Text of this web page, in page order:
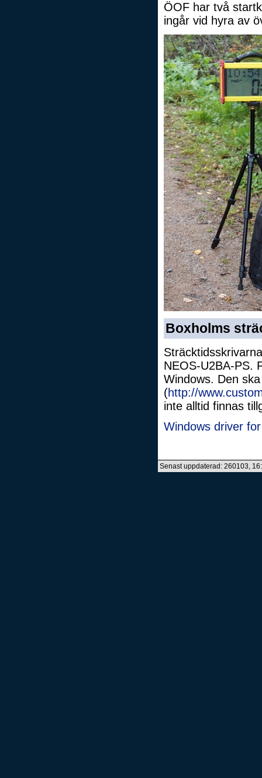
ÖOF har två
ingår vid hyra av
Boxholms
NEOS-U2BA-PS.
Windows. Den
(http://
inte alltid finnas
Windows driver
Senast uppdaterad: 260103,